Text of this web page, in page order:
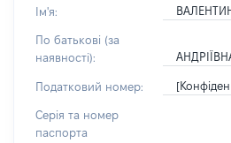
Ім'я:
По батькові (за
наявності):
Податковий номер:
Серія та номер
паспорта